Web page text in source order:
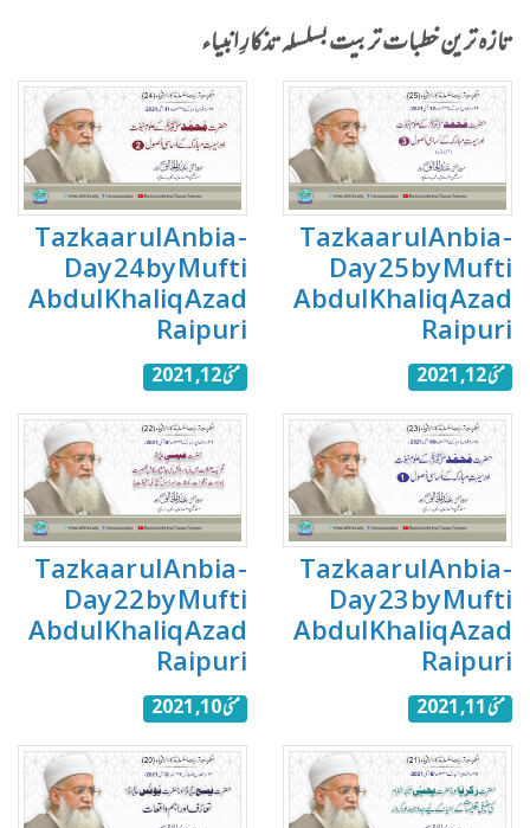
تازہ ترین خطبات تربیت بسلسلہ تذکارِ انبیاء
Tazkaar ul Anbia -
Day 25 by Mufti
Abdul Khaliq Azad
Raipuri
مئی 12, 2021
Tazkaar ul Anbia -
Day 24 by Mufti
Abdul Khaliq Azad
Raipuri
مئی 12, 2021
Tazkaar ul Anbia -
Day 23 by Mufti
Abdul Khaliq Azad
Raipuri
مئی 11, 2021
Tazkaar ul Anbia -
Day 22 by Mufti
Abdul Khaliq Azad
Raipuri
مئی 10, 2021